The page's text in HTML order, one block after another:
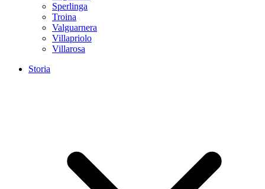
Sperlinga
Troina
Valguarnera
Villapriolo
Villarosa
Storia